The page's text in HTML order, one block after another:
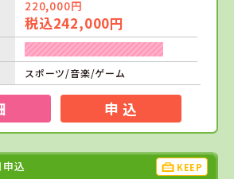
220,000円
税込242,000円
スポーツ/音楽/ゲーム
申 込
込 KEEP